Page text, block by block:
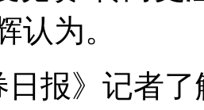
认为。
》记者了